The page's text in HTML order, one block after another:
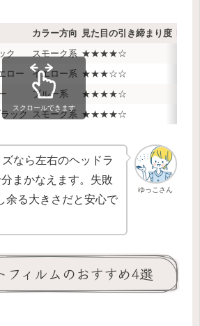
カラー方向 見た目の引き締まり度
ク
スモーク系 ★★★★☆
ロー
イエロー系 ★★★☆☆
ブルー系 ★★★★☆
ック スモーク系 ★★★★☆
スクロールできます
ゆっこさん
なら左右のヘッドラ
まかなえます。失敗
余る大きさだと安心で
フィルムのおすすめ4選